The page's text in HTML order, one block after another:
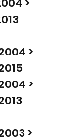
>
>
>
>